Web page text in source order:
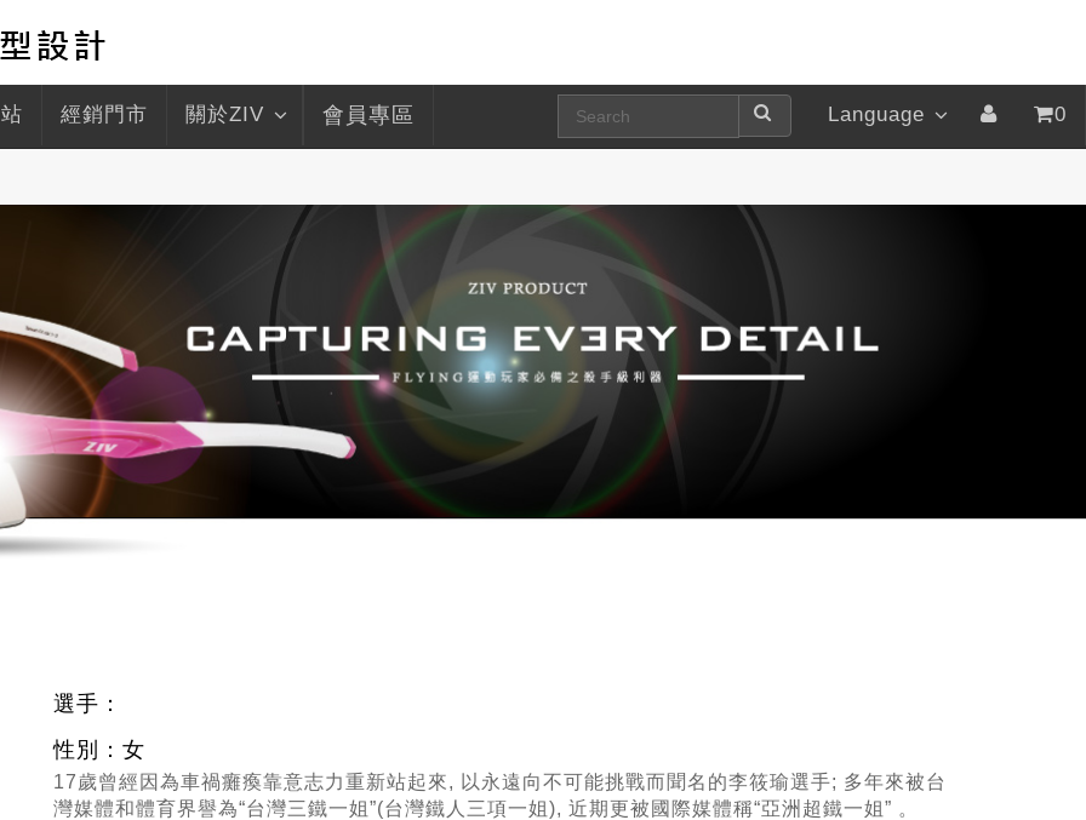
經銷門市 關於ZIV 會員專區 Language 0
選手：
性別：女
17歲曾經因為車禍癱瘓靠意志力重新站起來, 以永遠向不可能挑戰而聞名的李筱瑜選手; 多年來被台
灣媒體和體育界譽為“台灣三鐵一姐”(台灣鐵人三項一姐), 近期更被國際媒體稱“亞洲超鐵一姐” 。